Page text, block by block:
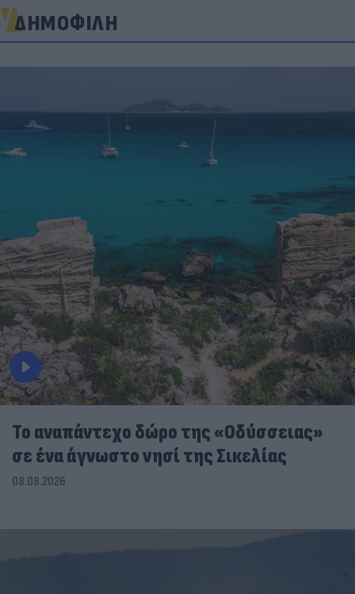
ΔΗΜΟΦΙΛΗ
To αναπάντεχο δώρο της «Οδύσσειας»
σε ένα άγνωστο νησί της Σικελίας
08.08.2026